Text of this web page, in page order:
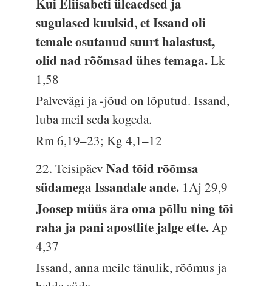
sugulased kuulsid, et Issand oli
temale osutanud suurt halastust,
olid nad rõõmsad ühes temaga.Lk
1,58
Palvevägi ja -jõud on lõputud. Issand,
luba meil seda kogeda.
Rm 6,19–23; Kg 4,1–12
22. TeisipäevNad tõid rõõmsa
südamega Issandale ande. 1Aj 29,9
Joosep müüs ära oma põllu ning tõi
raha ja pani apostlite jalge ette.Ap
4,37
Issand, anna meile tänulik, rõõmus ja